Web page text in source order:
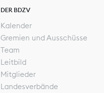
DER BDZV
Kalender
Gremien und Ausschüsse
Team
Leitbild
Mitglieder
Landesverbände